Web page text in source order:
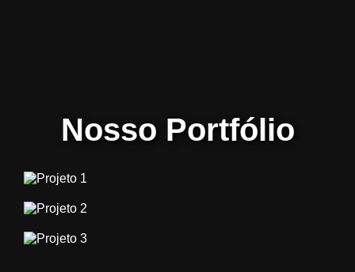
Nosso Portfólio